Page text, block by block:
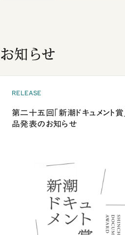
お知らせ
RELEASE
第二十五回「新潮ドキュメント
品発表のお知らせ